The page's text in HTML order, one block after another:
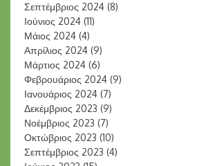
Σεπτέμβριος 2024 (8)
Ιούνιος 2024 (11)
Μάιος 2024 (4)
Απρίλιος 2024 (9)
Μάρτιος 2024 (6)
Φεβρουάριος 2024 (9)
Ιανουάριος 2024 (7)
Δεκέμβριος 2023 (9)
Νοέμβριος 2023 (7)
Οκτώβριος 2023 (10)
Σεπτέμβριος 2023 (4)